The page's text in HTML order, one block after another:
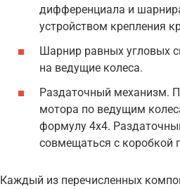
дифференциала и
устройством крепления
Шарнир равных угловых
на ведущие колеса.
Раздаточный механизм.
мотора по ведущим
формулу 4х4.
совмещаться с коробкой
Каждый из перечисленных